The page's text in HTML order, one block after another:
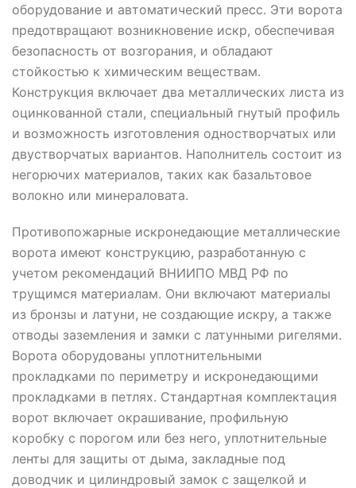
оборудование и автоматический пресс. Эти ворота
предотвращают возникновение искр, обеспечивая
безопасность от возгорания, и обладают
стойкостью к химическим веществам.
Конструкция включает два металлических листа из
оцинкованной стали, специальный гнутый профиль
и возможность изготовления одностворчатых или
двустворчатых вариантов. Наполнитель состоит из
негорючих материалов, таких как базальтовое
волокно или минераловата.
Противопожарные искронедающие металлические
ворота имеют конструкцию, разработанную с
учетом рекомендаций ВНИИПО МВД РФ по
трущимся материалам. Они включают материалы
из бронзы и латуни, не создающие искру, а также
отводы заземления и замки с латунными ригелями.
Ворота оборудованы уплотнительными
прокладками по периметру и искронедающими
прокладками в петлях. Стандартная комплектация
ворот включает окрашивание, профильную
коробку с порогом или без него, уплотнительные
ленты для защиты от дыма, закладные под
доводчик и цилиндровый замок с защелкой и